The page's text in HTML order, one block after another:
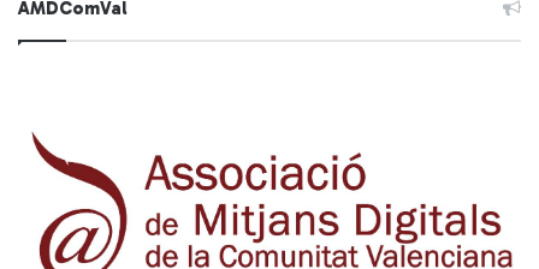
AMDComVal